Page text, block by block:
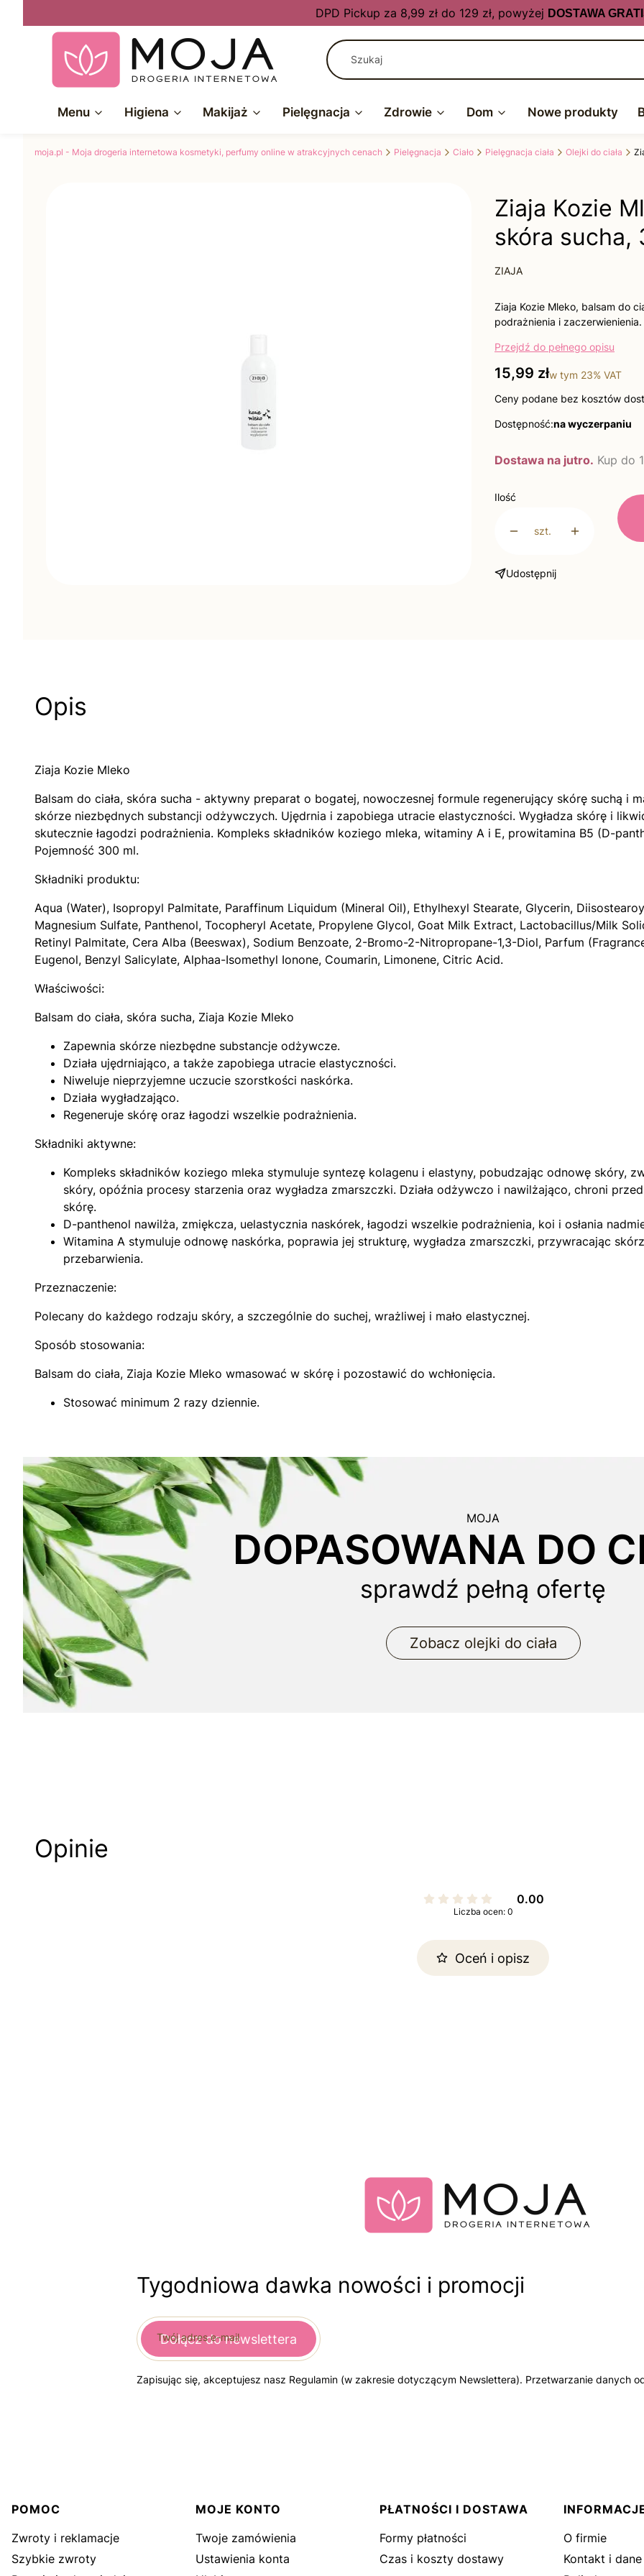
DPD Pickup za 8,99 zł do 129 zł, powyżej DOSTAWA
Menu Higiena Makijaż Pielęgnacja Zdrowie Dom Nowe produkty
moja.pl - Moja drogeria internetowa kosmetyki, perfumy online w atrakcyjnych cenach Pielęgnacja Ciało Pielęgnacja ciała Olejki do ciała
Ziaja Kozie
skóra sucha,
ZIAJA
Ziaja Kozie Mleko, balsam do
podrażnienia i zaczerwienienia.
Przejdź do pełnego opisu
Cena
15,99 złw tym 23% VAT
Ceny podane bez kosztów
Dostępność:na wyczerpaniu
Dostawa na jutro. Kup do
Ilość
szt.
Udostępnij
Opis
Ziaja Kozie Mleko
Balsam do ciała, skóra sucha - aktywny preparat o bogatej, nowoczesnej formule regenerujący skórę suchą i
skórze niezbędnych substancji odżywczych. Ujędrnia i zapobiega utracie elastyczności. Wygładza skórę i
skutecznie łagodzi podrażnienia. Kompleks składników koziego mleka, witaminy A i E, prowitamina B5 (D-
Pojemność 300 ml.
Składniki produktu:
Aqua (Water), Isopropyl Palmitate, Paraffinum Liquidum (Mineral Oil), Ethylhexyl Stearate, Glycerin,
Magnesium Sulfate, Panthenol, Tocopheryl Acetate, Propylene Glycol, Goat Milk Extract, Lactobacillus/Milk
Retinyl Palmitate, Cera Alba (Beeswax), Sodium Benzoate, 2-Bromo-2-Nitropropane-1,3-Diol, Parfum
Eugenol, Benzyl Salicylate, Alphaa-Isomethyl Ionone, Coumarin, Limonene, Citric Acid.
Właściwości:
Balsam do ciała, skóra sucha, Ziaja Kozie Mleko
Zapewnia skórze niezbędne substancje odżywcze.
Działa ujędrniająco, a także zapobiega utracie elastyczności.
Niweluje nieprzyjemne uczucie szorstkości naskórka.
Działa wygładzająco.
Regeneruje skórę oraz łagodzi wszelkie podrażnienia.
Składniki aktywne:
Kompleks składników koziego mleka stymuluje syntezę kolagenu i elastyny, pobudzając odnowę skóry,
skóry, opóźnia procesy starzenia oraz wygładza zmarszczki. Działa odżywczo i nawilżająco, chroni
skórę.
D-panthenol nawilża, zmiękcza, uelastycznia naskórek, łagodzi wszelkie podrażnienia, koi i osłania
Witamina A stymuluje odnowę naskórka, poprawia jej strukturę, wygładza zmarszczki, przywracając
przebarwienia.
Przeznaczenie:
Polecany do każdego rodzaju skóry, a szczególnie do suchej, wrażliwej i mało elastycznej.
Sposób stosowania:
Balsam do ciała, Ziaja Kozie Mleko wmasować w skórę i pozostawić do wchłonięcia.
Stosować minimum 2 razy dziennie.
MOJA
DOPASOWANA DO
sprawdź pełną ofertę
Zobacz olejki do ciała
Opinie
0.00
Liczba ocen: 0
Oceń i opisz
Tygodniowa dawka nowości i promocji
Twój adres e-mail
Dołącz do newslettera
Zapisując się, akceptujesz nasz Regulamin (w zakresie dotyczącym Newslettera). Przetwarzanie danych
Linki w stopce
POMOC
Zwroty i reklamacje
Szybkie zwroty
MOJE KONTO
Twoje zamówienia
Ustawienia konta
PŁATNOŚCI I DOSTAWA
Formy płatności
Czas i koszty dostawy
O firmie
Kontakt i